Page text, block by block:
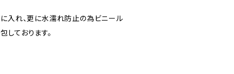
入れ、更に水濡れ防止の為ビニール
しております。